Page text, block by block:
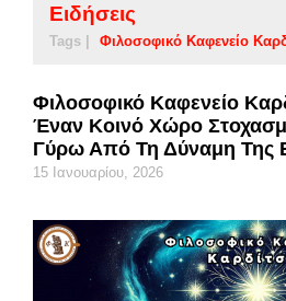
Ειδήσεις
Tags | Φιλοσοφικό Καφενείο
Φιλοσοφικό Καφενείο
Έναν Κοινό Χώρο
Γύρω Από Τη Δύναμη Της
15 Ιανουαρίου, 2026